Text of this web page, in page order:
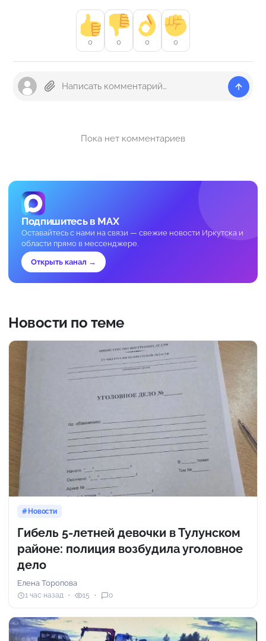
0 0 0 0
Пока нет комментариев
Подпишитесь в MAX
Оставайтесь с нами на связи — свежие новости Иркутска и
области прямо в мессенджере.
Открыть канал →
Новости по теме
Новости
Гибель 5-летней девочки в Тулунском
районе: полиция возбудила уголовное
дело
Елена Торопова
1 час назад 15 0